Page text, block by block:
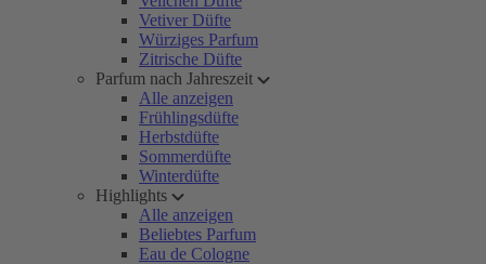
Vetiver Düfte
Würziges Parfum
Zitrische Düfte
Parfum nach Jahreszeit
Alle anzeigen
Frühlingsdüfte
Herbstdüfte
Sommerdüfte
Winterdüfte
Highlights
Alle anzeigen
Beliebtes Parfum
Eau de Cologne